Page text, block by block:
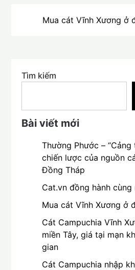
Mua cát Vĩnh Xương ở
Tìm kiếm
Bài viết mới
Thường Phước – “Cảng
chiến lược của nguồn
Đồng Tháp
Cat.vn đồng hành cùng
Mua cát Vĩnh Xương ở
Cát Campuchia Vĩnh
miền Tây, giá tại mạn
gian
Cát Campuchia nhập